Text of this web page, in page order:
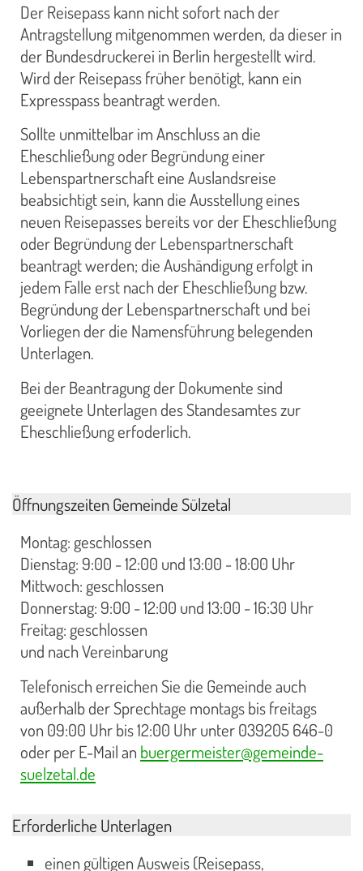
Der Reisepass kann nicht sofort nach der
Antragstellung mitgenommen werden, da dieser in
der Bundesdruckerei in Berlin hergestellt wird.
Wird der Reisepass früher benötigt, kann ein
Expresspass beantragt werden.
Sollte unmittelbar im Anschluss an die
Eheschließung oder Begründung einer
Lebenspartnerschaft eine Auslandsreise
beabsichtigt sein, kann die Ausstellung eines
neuen Reisepasses bereits vor der Eheschließung
oder Begründung der Lebenspartnerschaft
beantragt werden; die Aushändigung erfolgt in
jedem Falle erst nach der Eheschließung bzw.
Begründung der Lebenspartnerschaft und bei
Vorliegen der die Namensführung belegenden
Unterlagen.
Bei der Beantragung der Dokumente sind
geeignete Unterlagen des Standesamtes zur
Eheschließung erfoderlich.
Öffnungszeiten Gemeinde Sülzetal
Montag: geschlossen
Dienstag: 9:00 - 12:00 und 13:00 - 18:00 Uhr
Mittwoch: geschlossen
Donnerstag: 9:00 - 12:00 und 13:00 - 16:30 Uhr
Freitag: geschlossen
und nach Vereinbarung
Telefonisch erreichen Sie die Gemeinde auch
außerhalb der Sprechtage montags bis freitags
von 09:00 Uhr bis 12:00 Uhr unter 039205 646-0
oder per E-Mail an buergermeister@gemeinde-
suelzetal.de
Erforderliche Unterlagen
einen gültigen Ausweis (Reisepass,